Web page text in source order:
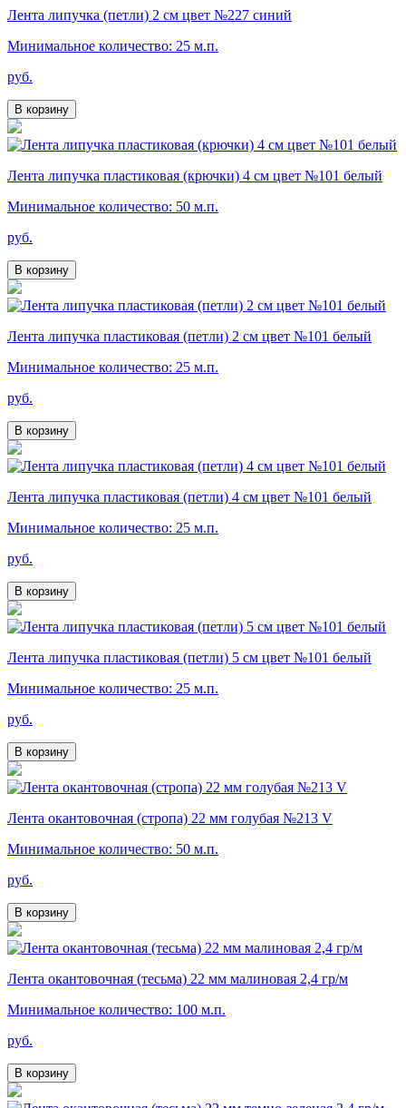
Лента липучка (петли) 2 см цвет №227 синий
Минимальное количество: 25 м.п.
руб.
В корзину
Лента липучка пластиковая (крючки) 4 см цвет №101 белый
Минимальное количество: 50 м.п.
руб.
В корзину
Лента липучка пластиковая (петли) 2 см цвет №101 белый
Минимальное количество: 25 м.п.
руб.
В корзину
Лента липучка пластиковая (петли) 4 см цвет №101 белый
Минимальное количество: 25 м.п.
руб.
В корзину
Лента липучка пластиковая (петли) 5 см цвет №101 белый
Минимальное количество: 25 м.п.
руб.
В корзину
Лента окантовочная (стропа) 22 мм голубая №213 V
Минимальное количество: 50 м.п.
руб.
В корзину
Лента окантовочная (тесьма) 22 мм малиновая 2,4 гр/м
Минимальное количество: 100 м.п.
руб.
В корзину